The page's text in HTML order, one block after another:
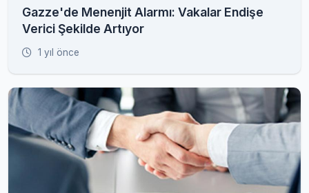
Gazze'de Menenjit Alarmı: Vakalar Endişe
Verici Şekilde Artıyor
1 yıl önce